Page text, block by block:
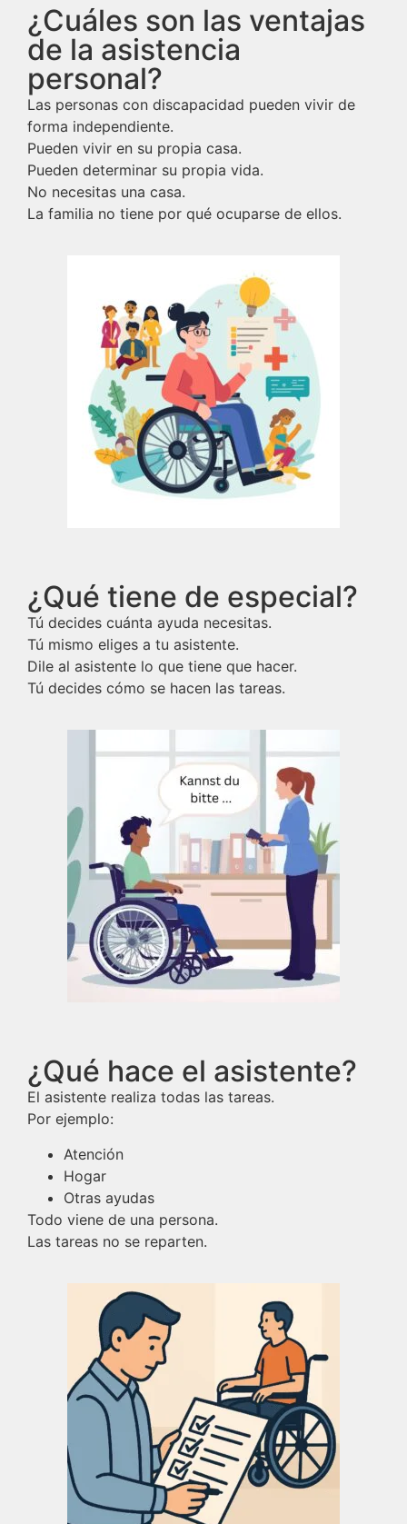
¿Cuáles son las ventajas
de la asistencia
personal?
Las personas con discapacidad pueden vivir de
forma independiente.
Pueden vivir en su propia casa.
Pueden determinar su propia vida.
No necesitas una casa.
La familia no tiene por qué ocuparse de ellos.
¿Qué tiene de especial?
Tú decides cuánta ayuda necesitas.
Tú mismo eliges a tu asistente.
Dile al asistente lo que tiene que hacer.
Tú decides cómo se hacen las tareas.
¿Qué hace el asistente?
El asistente realiza todas las tareas.
Por ejemplo:
Atención
Hogar
Otras ayudas
Todo viene de una persona.
Las tareas no se reparten.